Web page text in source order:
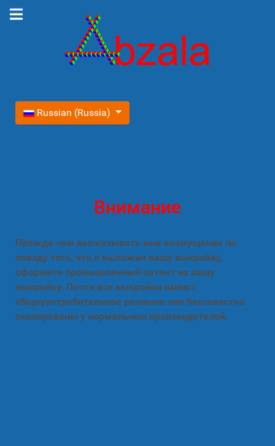
Выберите язык
Russian (Russia)
Внимание
Прежде чем высказывать мне возмущение по
поводу того, что я выложил вашу выкройку,
оформите промышленный патент на вашу
выкройку. Почти все выкройки имеют
общеупотребительное решение или бессовестно
скопированы у нормальных производителей.